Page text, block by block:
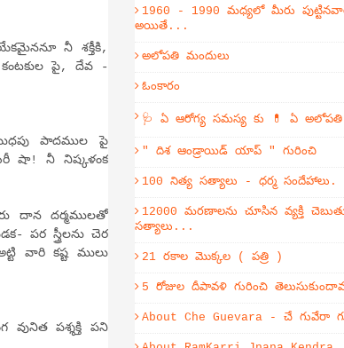
నీ శక్తీకి,
పై, దేవ -
పాదముల పై
షా! నీ నిష్కళంక
దాన దర్మములతో
పర స్త్రీలను చెర
వారి కష్ట ములు
పశ్శక్తి పని
1960 - 1990 మధ్యలో మీరు
అయితే...
అలోపతి మందులు
ఓంకారం
🩺 ఏ ఆరోగ్య సమస్య కు 💊 ఏ
" దిశ ఆండ్రాయిడ్ యాప్ " గురించి
100 నిత్య సత్యాలు - ధర్మ సందేహాలు.
12000 మరణాలను చూసిన వ్యక్తి
సత్యాలు...
21 రకాల మొక్కల ( పత్రి )
5 రోజుల దీపావళి గురించి
About Che Guevara - చే గువేరా